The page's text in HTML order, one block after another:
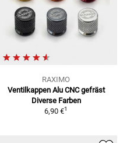
RAXIMO
Ventilkappen Alu CNC gefräst
Diverse Farben
6,90 €1